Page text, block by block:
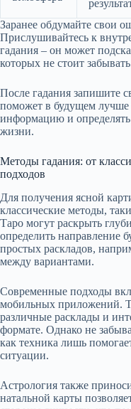
Заранее обдумайте свои
Прислушивайтесь к
гадания – он может
которых не стоит
После гадания запишите
поможет в будущем лучше
информацию и
жизни.
Методы гадания: от
подходов
Для получения ясной
классические методы,
Таро могут раскрыть
определить направление
простых раскладов,
между вариантами.
Современные подходы
мобильных приложений.
различные расклады и
формате. Однако не
как техника лишь
ситуации.
Астрология также
натальной карты